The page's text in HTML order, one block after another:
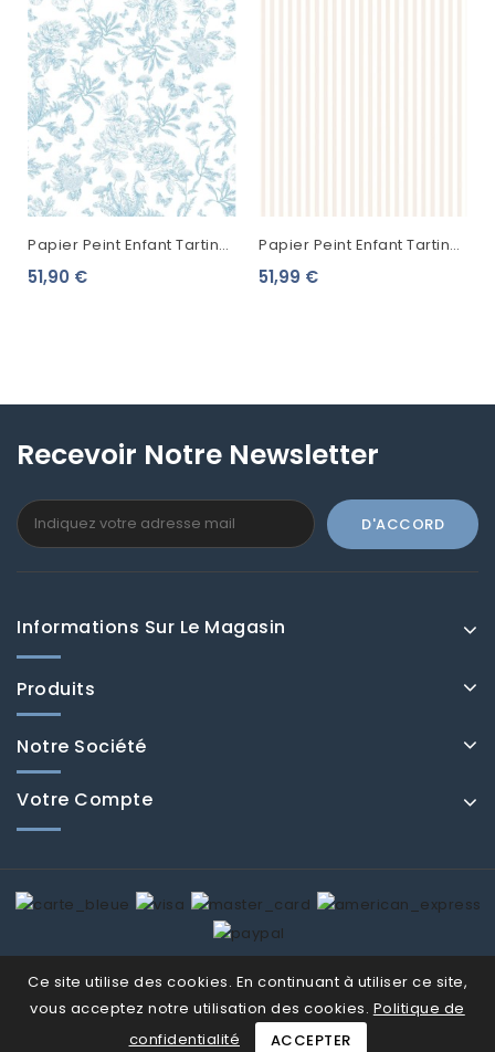
Papier Peint Enfant Tartine
& Chocolat Hérissons Bleu
51,90 €
Papier Peint Enfant Tartine
& Chocolat Rayure Beige
51,99 €
Recevoir Notre Newsletter
Informations Sur Le Magasin
Produits
Notre Société
Votre Compte
Ce site utilise des cookies. En continuant à utiliser ce site,
vous acceptez notre utilisation des cookies. Politique de
confidentialité
ACCEPTER
© Fenducci 2026